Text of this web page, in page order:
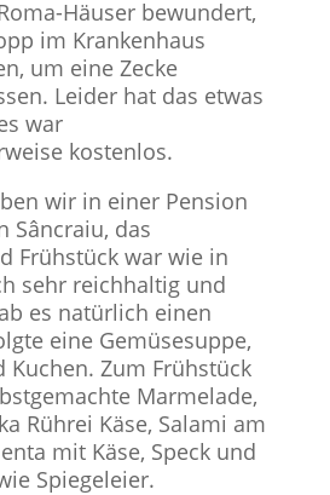
Häuser bewundert,
im Krankenhaus
um eine Zecke
Leider hat das etwas
war
kostenlos.
wir in einer Pension
Sâncraiu, das
Frühstück war wie in
sehr reichhaltig und
es natürlich einen
eine Gemüsesuppe,
Kuchen. Zum Frühstück
Marmelade,
Rührei Käse, Salami am
mit Käse, Speck und
Spiegeleier.